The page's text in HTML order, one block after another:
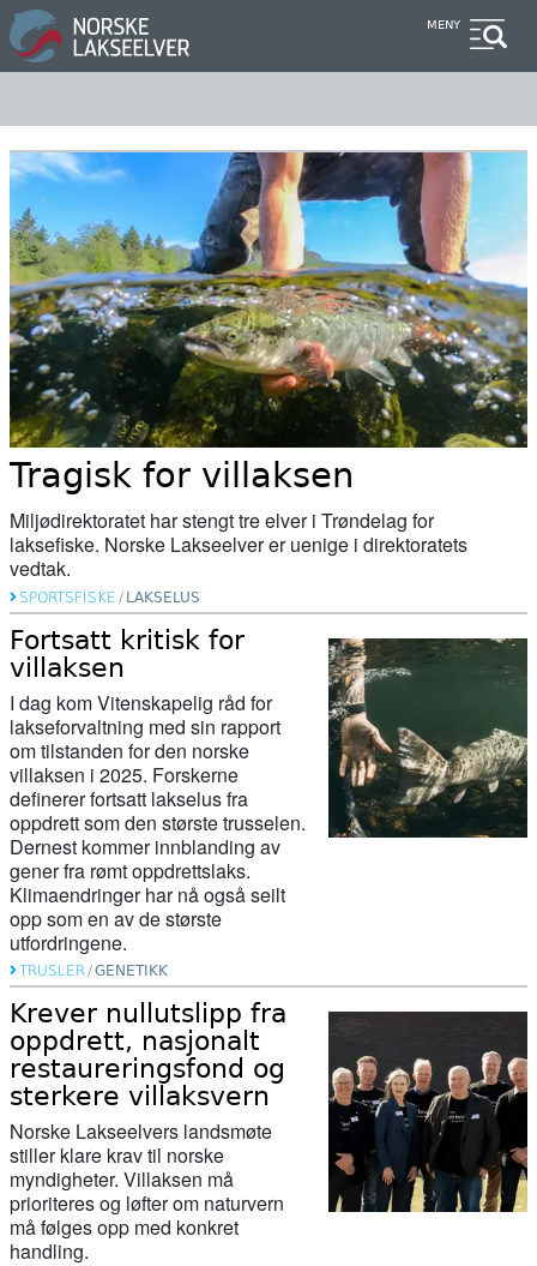
Hopp
til
hovedinnhold
MENY
Tragisk for villaksen
Miljødirektoratet har stengt tre elver i Trøndelag for
laksefiske. Norske Lakseelver er uenige i direktoratets
vedtak.
SPORTSFISKE / LAKSELUS
Fortsatt kritisk for
villaksen
I dag kom Vitenskapelig råd for
lakseforvaltning med sin rapport
om tilstanden for den norske
villaksen i 2025. Forskerne
definerer fortsatt lakselus fra
oppdrett som den største trusselen.
Dernest kommer innblanding av
gener fra rømt oppdrettslaks.
Klimaendringer har nå også seilt
opp som en av de største
utfordringene.
TRUSLER/GENETIKK
Krever nullutslipp fra
oppdrett, nasjonalt
restaureringsfond og
sterkere villaksvern
Norske Lakseelvers landsmøte
stiller klare krav til norske
myndigheter. Villaksen må
prioriteres og løfter om naturvern
må følges opp med konkret
handling.